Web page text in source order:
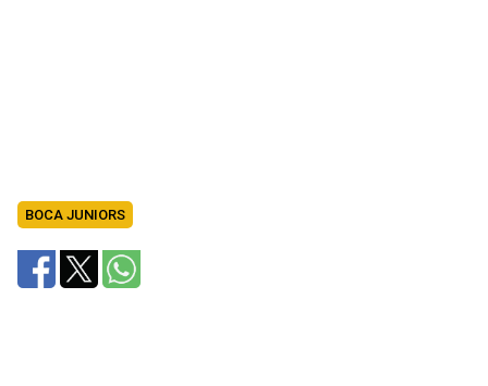
BOCA JUNIORS